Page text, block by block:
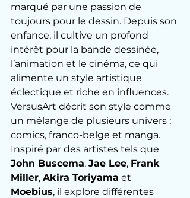
marqué par une passion de
toujours pour le dessin. Depuis son
enfance, il cultive un profond
intérêt pour la bande dessinée,
l’animation et le cinéma, ce qui
alimente un style artistique
éclectique et riche en influences.
VersusArt décrit son style comme
un mélange de plusieurs univers :
comics, franco-belge et manga.
Inspiré par des artistes tels que
John Buscema, Jae Lee, Frank
Miller, Akira Toriyama et
Moebius, il explore différentes